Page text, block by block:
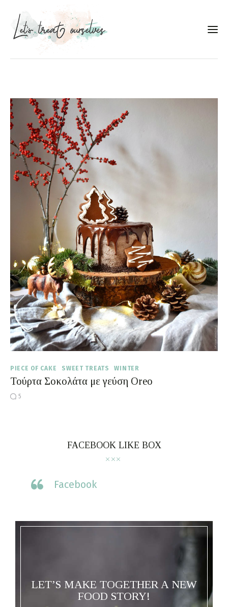
Portfolio
Services
Food photography tips
Επικοινωνία
Συνεργασίες
Moments of Mine
FAQ
PIECE OF CAKE SWEET TREATS WINTER
Τούρτα Σοκολάτα με γεύση Oreo
5
FACEBOOK LIKE BOX
Facebook
LET’S MAKE TOGETHER A NEW
FOOD STORY!